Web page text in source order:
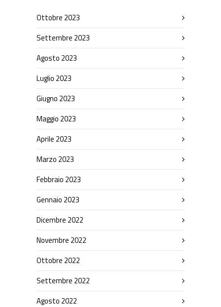
Ottobre 2023
Settembre 2023
Agosto 2023
Luglio 2023
Giugno 2023
Maggio 2023
Aprile 2023
Marzo 2023
Febbraio 2023
Gennaio 2023
Dicembre 2022
Novembre 2022
Ottobre 2022
Settembre 2022
Agosto 2022